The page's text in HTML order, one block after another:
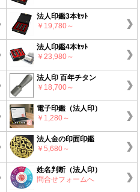
法人印鑑3本ｾｯﾄ
￥19,780～
法人印鑑4本ｾｯﾄ
￥23,980～
法人印 百年チタン
￥18,700～
電子印鑑（法人印）
￥1,280～
法人金の印面印鑑
￥5,680～
姓名判断（法人印）
問合せフォームへ